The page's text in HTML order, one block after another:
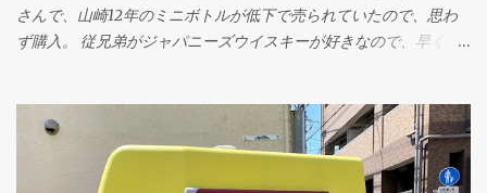
さんで、山崎12年のミニボトルが低下で売られていたので、思わ
ず購入。 従兄弟がジャパニーズウイスキーが好きなので、早くま
から中々スーパーや量販店ではお会いすることはないだろうな
ぁ。 酒屋に来店する方、皆様「応募用紙下さい」って言っていた
ので、なにだろう？と思っていたら、なんとアノ幻の焼酎と言わ